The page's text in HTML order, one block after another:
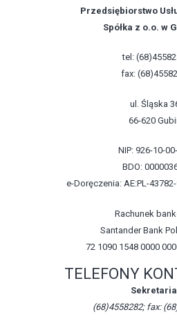
Przedsiębiorstwo
Spółka z o.o. w
tel:
fax:
ul. Śląska
66-620
NIP: 926-10-
BDO:
e-Doręczenia: AE:PL-
Rachunek
Santander Bank
72 1090 1548 0000
TELEFONY
(68)4558282; fax: